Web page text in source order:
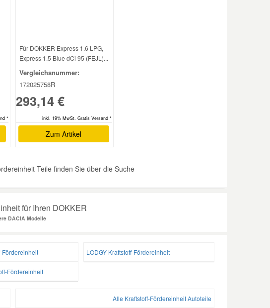
*
Für DOKKER Express 1.6 LPG,
Express 1.5 Blue dCi 95 (FEJL)...
Vergleichsnummer:
172025758R
293,14 €
inkl. 19% MwSt. Gratis Versand *
Zum Artikel
Teile finden Sie über die Suche
für Ihren DOKKER
DACIA Modelle
Fördereinheit LODGY Kraftstoff-Fördereinheit
Fördereinheit
Alle Kraftstoff-Fördereinheit Autoteile